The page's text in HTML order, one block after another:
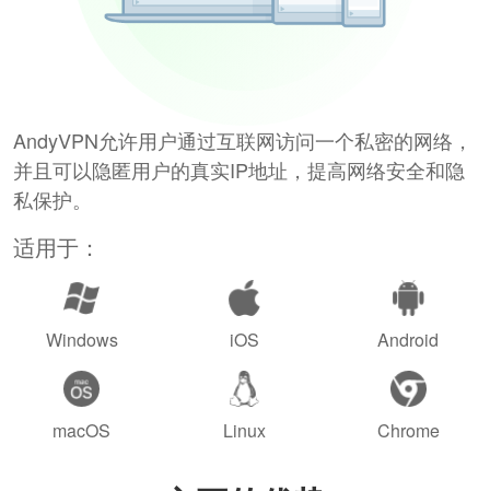
AndyVPN允许用户通过互联网访问一个私密的网络，
并且可以隐匿用户的真实IP地址，提高网络安全和隐
私保护。
适用于：
Windows iOS Android
macOS Linux Chrome